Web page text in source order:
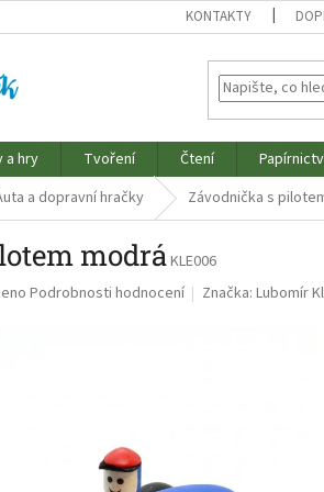
KONTAKTY
a hry Tvoření Čtení
a dopravní hračky Závodnička s
modráKLE006
Podrobnosti hodnocení Značka:Lubomír